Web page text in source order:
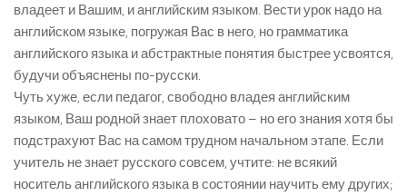
владеет и Вашим, и английским языком. Вести урок надо на
английском языке, погружая Вас в него, но грамматика
английского языка и абстрактные понятия быстрее усвоятся,
будучи объяснены по-русски.
Чуть хуже, если педагог, свободно владея английским
языком, Ваш родной знает плоховато – но его знания хотя бы
подстрахуют Вас на самом трудном начальном этапе. Если
учитель не знает русского совсем, учтите: не всякий
носитель английского языка в состоянии научить ему других;